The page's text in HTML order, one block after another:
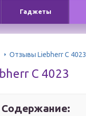
Гаджеты
Отзывы Liebherr C 4023
C 4023
Содержание: